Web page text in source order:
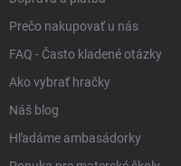
Prečo nakupovať u nás
FAQ - Často kladené otázky
Ako vybrať hračky
Náš blog
Hľadáme ambasádorky